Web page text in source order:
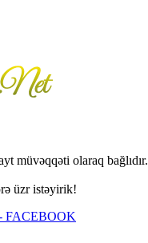
müvəqqəti olaraq bağlıdır.
üzr istəyirik!
FACEBOOK